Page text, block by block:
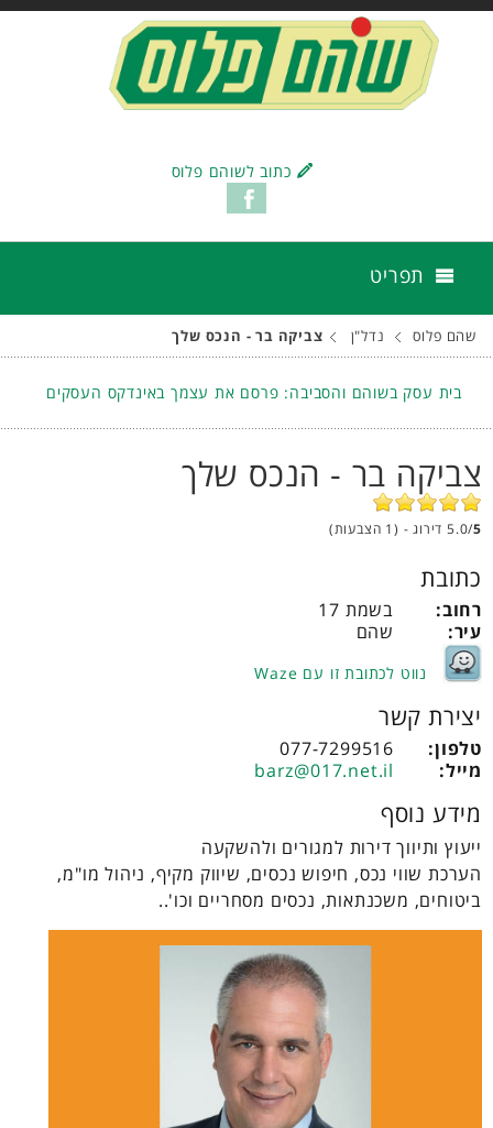
כתוב לשוהם פלוס
תפריט
שהם פלוס נדל"ן צביקה בר - הנכס שלך
בית עסק בשוהם והסביבה: פרסם את עצמך באינדקס העסקים
צביקה בר - הנכס שלך
5.0/5 דירוג - (1 הצבעות)
כתובת
רחוב:
בשמת 17
עיר:
שהם
נווט לכתובת זו עם Waze
יצירת קשר
טלפון:
077-7299516
מייל:
barz@017.net.il
מידע נוסף
ייעוץ ותיווך דירות למגורים ולהשקעה
הערכת שווי נכס, חיפוש נכסים, שיווק מקיף, ניהול מו"מ,
ביטוחים, משכנתאות, נכסים מסחריים וכו'..